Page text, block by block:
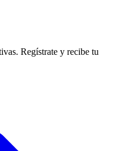
Regístrate y recibe tu